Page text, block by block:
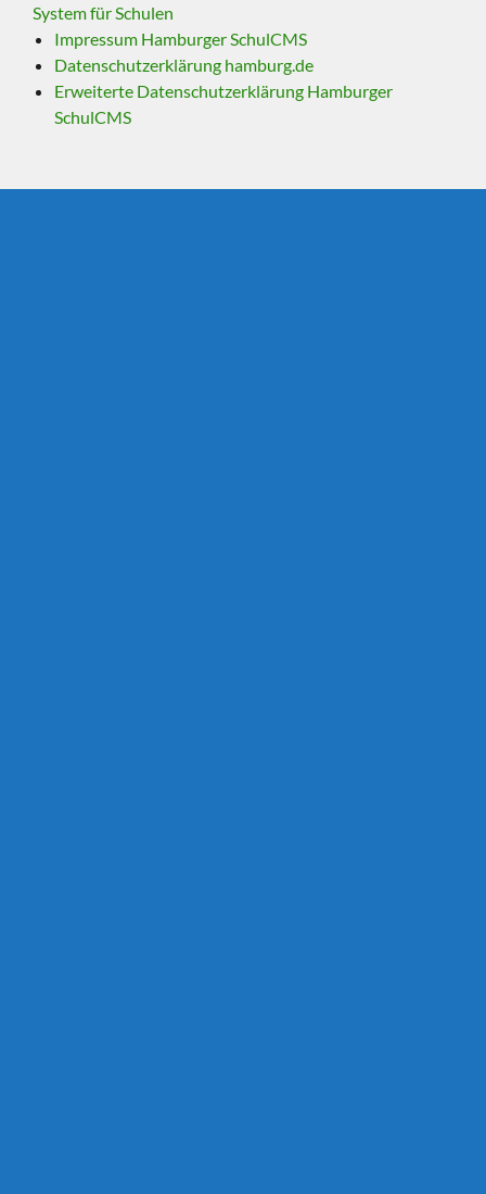
System für Schulen
Impressum Hamburger SchulCMS
Datenschutzerklärung hamburg.de
Erweiterte Datenschutzerklärung Hamburger
SchulCMS